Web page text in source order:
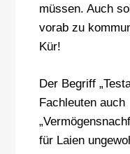
müssen. Auch
vorab zu
Kür!
Der Begriff
Fachleuten auch
für Laien